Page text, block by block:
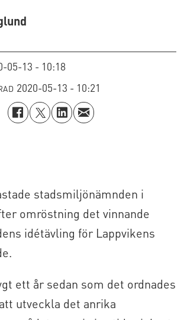
05-13 - 10:18
2020-05-13 - 10:21
stadsmiljönämnden i
omröstning det vinnande
idétävling för Lappvikens
ett år sedan som det ordnades
utveckla det anrika